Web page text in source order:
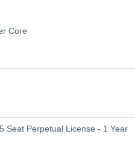
Core
Seat Perpetual License - 1 Year